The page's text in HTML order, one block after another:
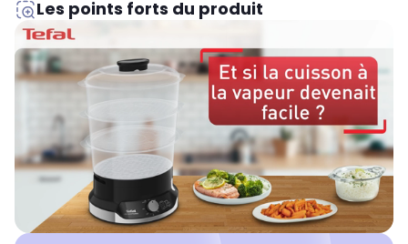
Les points forts du produit